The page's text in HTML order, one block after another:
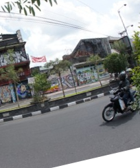
Джокьякарта